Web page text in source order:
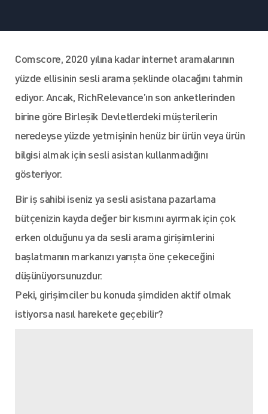
Comscore, 2020 yılına kadar internet aramalarının
yüzde ellisinin sesli arama şeklinde olacağını tahmin
ediyor. Ancak, RichRelevance’ın son anketlerinden
birine göre Birleşik Devletlerdeki müşterilerin
neredeyse yüzde yetmişinin henüz bir ürün veya ürün
bilgisi almak için sesli asistan kullanmadığını
gösteriyor.
Bir iş sahibi iseniz ya sesli asistana pazarlama
bütçenizin kayda değer bir kısmını ayırmak için çok
erken olduğunu ya da sesli arama girişimlerini
başlatmanın markanızı yarışta öne çekeceğini
düşünüyorsunuzdur.
Peki, girişimciler bu konuda şimdiden aktif olmak
istiyorsa nasıl harekete geçebilir?